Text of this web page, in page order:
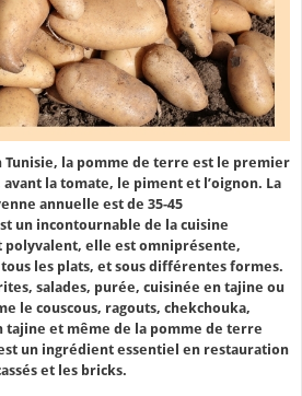
Tunisie, la pomme de terre est le premier
avant la tomate, le piment et l’oignon. La
annuelle est de 35-45
un incontournable de la cuisine
elle est omniprésente,
les plats, et sous différentes formes.
salades, purée, cuisinée en tajine ou
le couscous, ragouts, chekchouka,
tajine et même de la pomme de terre
un ingrédient essentiel en restauration
et les bricks.